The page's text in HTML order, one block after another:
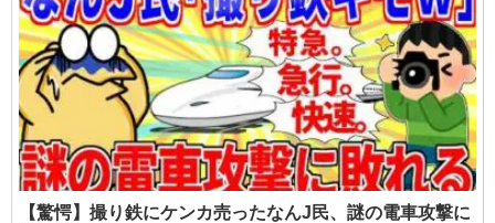
【驚愕】撮り鉄にケンカ売ったなんJ民、謎の電車攻撃に